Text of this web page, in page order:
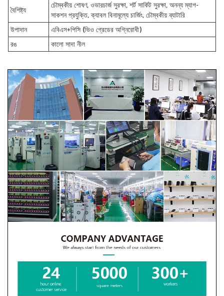
বৈশিষ্ট্য
চৌম্বকীয় শোষণ, ওভারচার্জ সুরক্ষা, শর্ট সার্কিট সুরক্ষা, অনন্য ম্যাগ-
সাকশন প্রযুক্তি, ক্যাবল বিনামূল্যে চার্জিং, চৌম্বকীয় ব্যাটারি
উপাদান
এবিএস+পিসি (ভিও গ্রেডের অগ্নিরোধী)
রঙ
কালো সাদা নীল